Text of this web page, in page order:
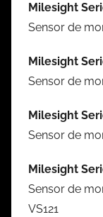
Milesight
Sensor de
Milesight
Sensor de
Milesight
Sensor de
Milesight
Sensor de
VS121